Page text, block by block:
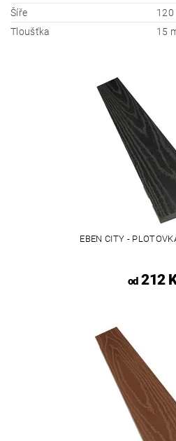
Šíře
120
Tloušťka
15
EBEN CITY -
od212